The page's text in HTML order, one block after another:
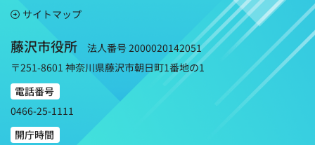
サイトマップ
藤沢市役所
法人番号 2000020142051
〒251-8601 神奈川県藤沢市朝日町1番地の1
電話番号
0466-25-1111
開庁時間